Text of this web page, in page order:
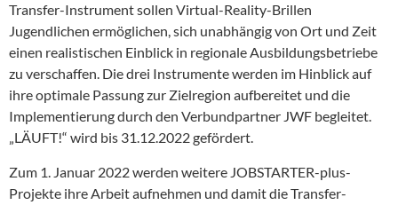
Transfer-Instrument sollen Virtual-Reality-Brillen
Jugendlichen ermöglichen, sich unabhängig von Ort und Zeit
einen realistischen Einblick in regionale Ausbildungsbetriebe
zu verschaffen. Die drei Instrumente werden im Hinblick auf
ihre optimale Passung zur Zielregion aufbereitet und die
Implementierung durch den Verbundpartner JWF begleitet.
„LÄUFT!“ wird bis 31.12.2022 gefördert.
Zum 1. Januar 2022 werden weitere JOBSTARTER-plus-
Projekte ihre Arbeit aufnehmen und damit die Transfer-